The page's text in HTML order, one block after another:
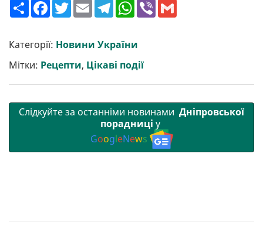
П
о
р
и
т
и
F
a
b
o
o
k
T
w
t
e
r
E
m
l
T
e
g
r
a
m
W
h
s
A
p
p
V
Категорії: Новини України
Мітки: Рецепти, Цікаві події
Слідкуйте за останніми новинами Дніпровської
порадниці у
GoogleNews